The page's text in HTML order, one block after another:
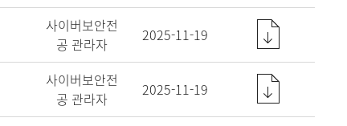
사이버보안전
공 관라자
2025-11-19
사이버보안전
공 관라자
2025-11-19